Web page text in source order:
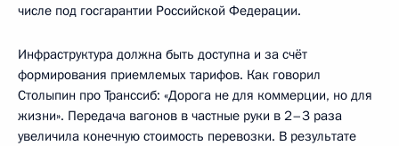
числе под госгарантии Российской Федерации.
Инфраструктура должна быть доступна и за счёт
формирования приемлемых тарифов. Как говорил
Столыпин про Транссиб: «Дорога не для коммерции, но для
жизни». Передача вагонов в частные руки в 2–3 раза
увеличила конечную стоимость перевозки. В результате